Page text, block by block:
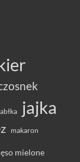
jajka
makaron
mielone